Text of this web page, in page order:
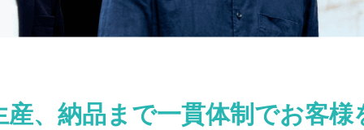
産、納品まで一貫体制でお客様